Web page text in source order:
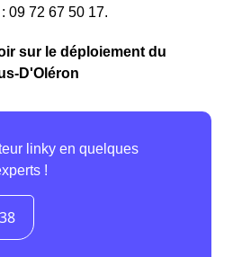
09 72 67 50 17.
sur le déploiement du
D'Oléron